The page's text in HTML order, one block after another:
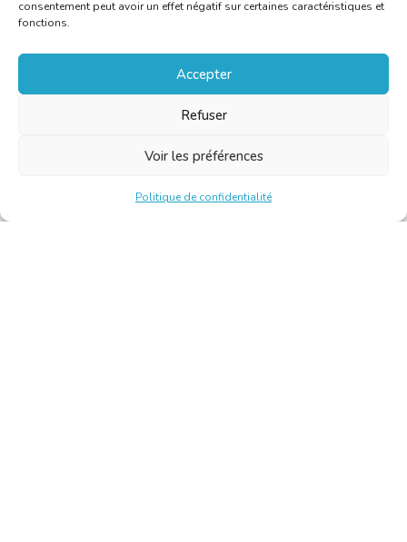
consentement peut avoir un effet négatif sur certaines caractéristiques et
fonctions.
Accepter
Refuser
Voir les préférences
Politique de confidentialité